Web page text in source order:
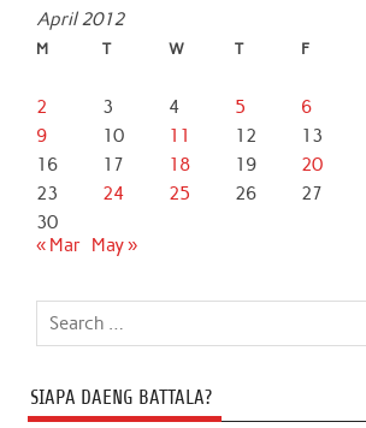
April 2012
M T W T F
2
3 4 5 6
9
10 11 12 13
16
17 18 19 20
23
24 25 26 27
30
« Mar May »
SIAPA DAENG BATTALA?